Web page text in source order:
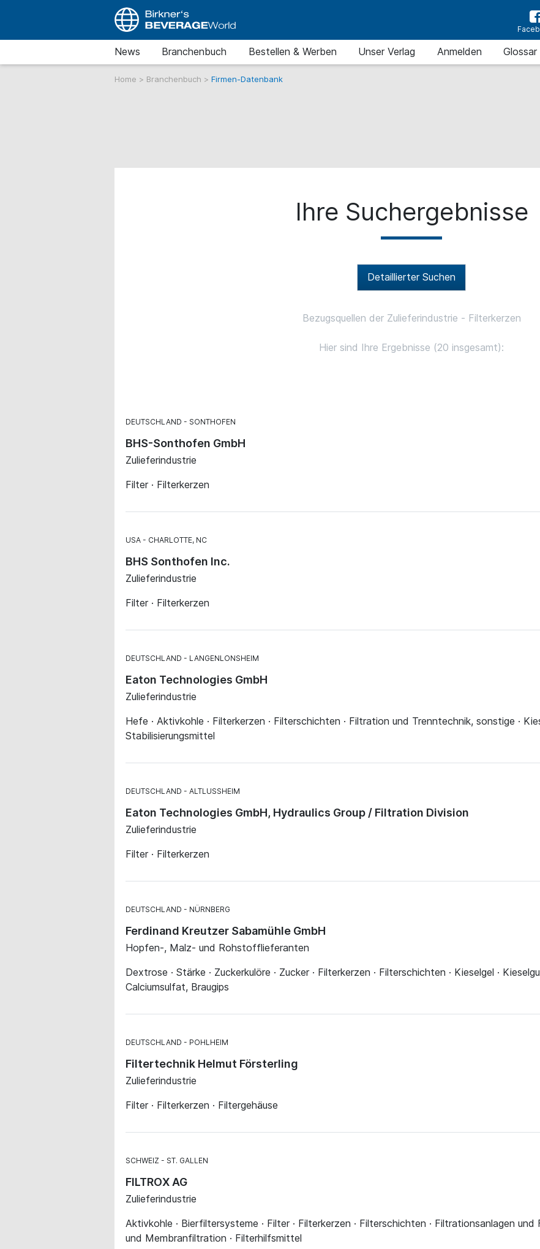
News Branchenbuch Bestellen & Werben Unser Verlag Anmelden
Home > Branchenbuch > Firmen-Datenbank
Ihre Suchergebnisse
Detaillierter Suchen
Bezugsquellen der Zulieferindustrie - Filterkerzen
Hier sind Ihre Ergebnisse (20 insgesamt):
DEUTSCHLAND SONTHOFEN
BHS-Sonthofen GmbH
Zulieferindustrie
Filter · Filterkerzen
USA CHARLOTTE, NC
BHS Sonthofen Inc.
Zulieferindustrie
Filter · Filterkerzen
DEUTSCHLAND LANGENLONSHEIM
Eaton Technologies GmbH
Zulieferindustrie
Hefe · Aktivkohle · Filterkerzen · Filterschichten · Filtration und Trenntechnik, sonstige ·
Stabilisierungsmittel
DEUTSCHLAND ALTLUSSHEIM
Eaton Technologies GmbH, Hydraulics Group / Filtration Division
Zulieferindustrie
Filter · Filterkerzen
DEUTSCHLAND NÜRNBERG
Ferdinand Kreutzer Sabamühle GmbH
Hopfen-, Malz- und Rohstofflieferanten
Dextrose · Stärke · Zuckerkulöre · Zucker · Filterkerzen · Filterschichten · Kieselgel ·
Calciumsulfat, Braugips
DEUTSCHLAND POHLHEIM
Filtertechnik Helmut Försterling
Zulieferindustrie
Filter · Filterkerzen · Filtergehäuse
SCHWEIZ ST. GALLEN
FILTROX AG
Zulieferindustrie
Aktivkohle · Bierfiltersysteme · Filter · Filterkerzen · Filterschichten · Filtrationsanlagen
und Membranfiltration · Filterhilfsmittel